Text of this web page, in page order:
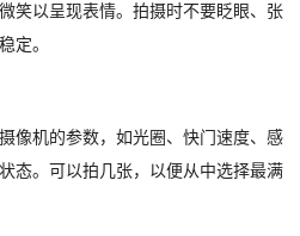
笑以呈现表情。拍摄时不要眨眼、张
定。
像机的参数，如光圈、快门速度、感
态。可以拍几张，以便从中选择最满